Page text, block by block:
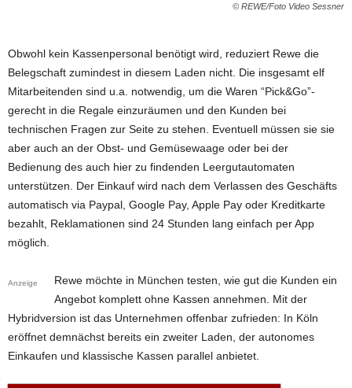
© REWE/Foto Video Sessner
Obwohl kein Kassenpersonal benötigt wird, reduziert Rewe die
Belegschaft zumindest in diesem Laden nicht. Die insgesamt elf
Mitarbeitenden sind u.a. notwendig, um die Waren “Pick&Go”-
gerecht in die Regale einzuräumen und den Kunden bei
technischen Fragen zur Seite zu stehen. Eventuell müssen sie sie
aber auch an der Obst- und Gemüsewaage oder bei der
Bedienung des auch hier zu findenden Leergutautomaten
unterstützen. Der Einkauf wird nach dem Verlassen des Geschäfts
automatisch via Paypal, Google Pay, Apple Pay oder Kreditkarte
bezahlt, Reklamationen sind 24 Stunden lang einfach per App
möglich.
Anzeige
Rewe möchte in München testen, wie gut die Kunden ein
Angebot komplett ohne Kassen annehmen. Mit der
Hybridversion ist das Unternehmen offenbar zufrieden: In Köln
eröffnet demnächst bereits ein zweiter Laden, der autonomes
Einkaufen und klassische Kassen parallel anbietet.